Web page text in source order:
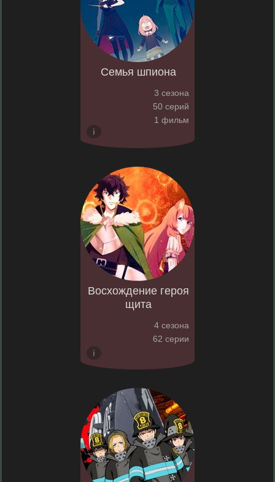
Семья шпиона
3 сезона
50 серий
1 фильм
Восхождение героя
щита
4 сезона
62 серии